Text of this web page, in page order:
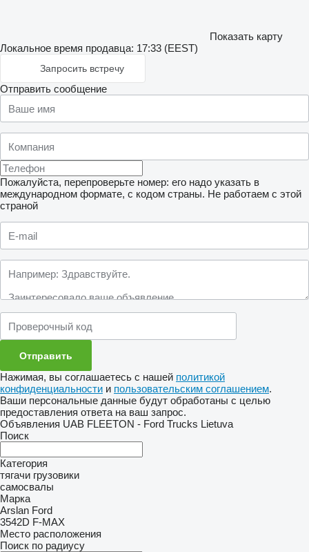
Показать карту
Локальное время продавца: 17:33 (EEST)
Запросить встречу
Отправить сообщение
Пожалуйста, перепроверьте номер: его надо указать в
международном формате, с кодом страны. Не работаем с этой
страной
Нажимая, вы соглашаетесь с нашей политикой
конфиденциальности и пользовательским соглашением.
Ваши персональные данные будут обработаны с целью
предоставления ответа на ваш запрос.
Объявления UAB FLEETON - Ford Trucks Lietuva
Поиск
Категория
тягачи грузовики
самосвалы
Марка
Arslan Ford
3542D F-MAX
Место расположения
Поиск по радиусу